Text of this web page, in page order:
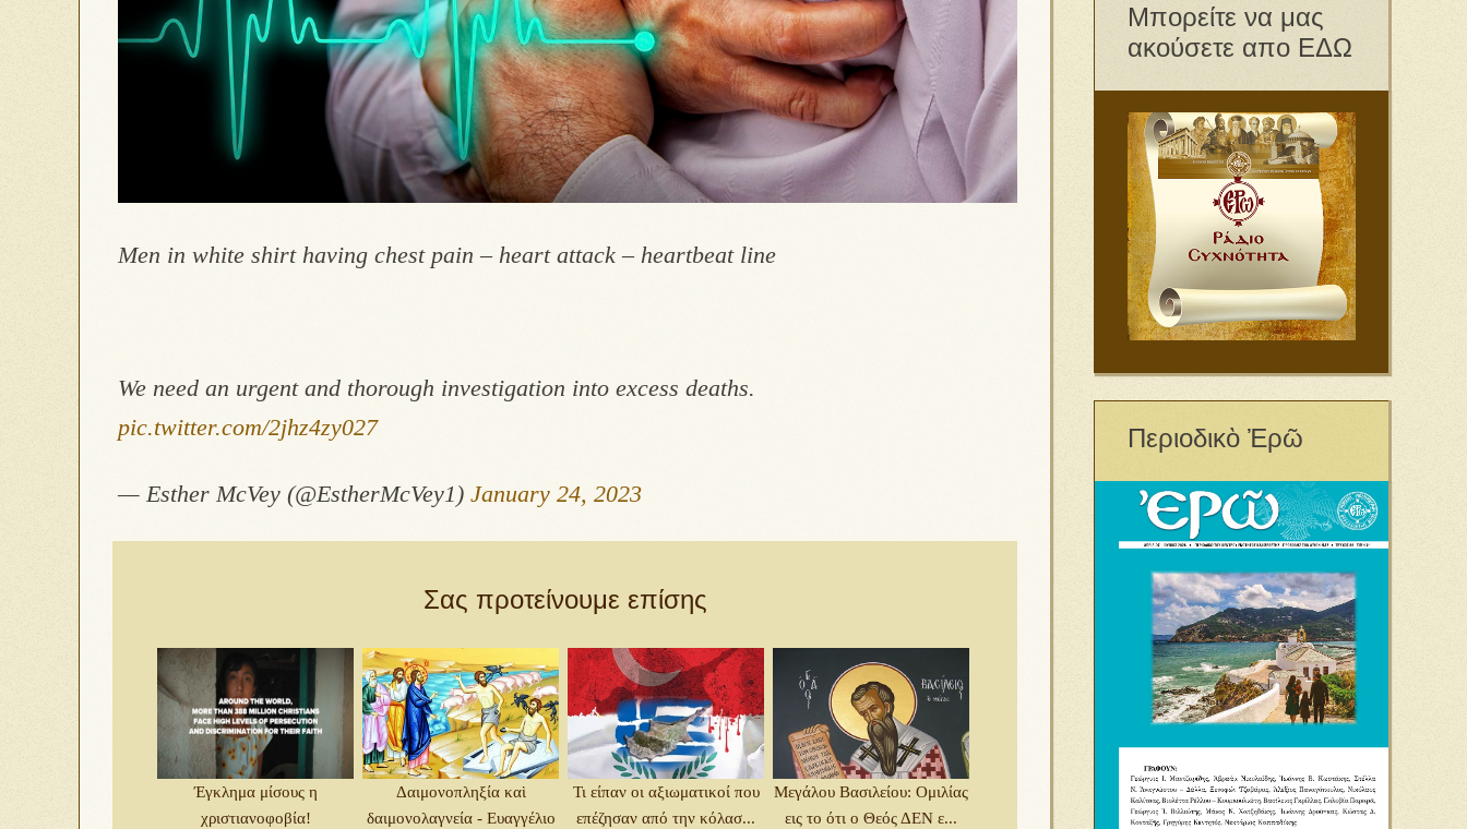
Men in white shirt having chest pain – heart attack – heartbeat line
We need an urgent and thorough investigation into excess deaths.
pic.twitter.com/2jhz4zy027
— Esther McVey (@EstherMcVey1) January 24, 2023
Σας προτείνουμε επίσης
Έγκλημα μίσους η
χριστιανοφοβία!
Δαιμονοπληξία καὶ
δαιμονολαγνεία - Ευαγγέλιο
Τι είπαν οι αξιωματικοί που
επέζησαν από την κόλασ...
Μεγάλου Βασιλείου: Ομιλίας
εις το ότι ο Θεός ΔΕΝ ε...
Μπορείτε να μας
ακούσετε απο ΕΔΩ
Περιοδικὸ Ἐρῶ